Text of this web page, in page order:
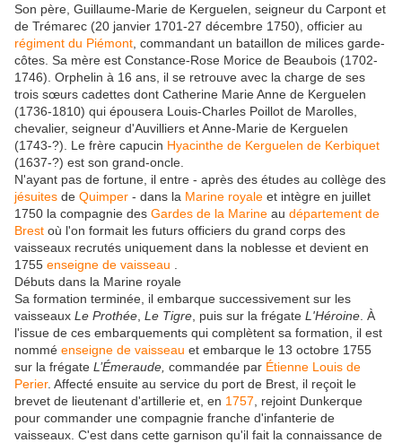
Son père, Guillaume-Marie de Kerguelen, seigneur du Carpont et
de Trémarec (20 janvier 1701-27 décembre 1750), officier au
régiment du Piémont , commandant un bataillon de milices garde-
côtes. Sa mère est Constance-Rose Morice de Beaubois (1702-
1746). Orphelin à 16 ans, il se retrouve avec la charge de ses
trois sœurs cadettes dont Catherine Marie Anne de Kerguelen
(1736-1810) qui épousera Louis-Charles Poillot de Marolles,
chevalier, seigneur d'Auvilliers et Anne-Marie de Kerguelen
(1743-?). Le frère capucin Hyacinthe de Kerguelen de Kerbiquet
(1637-?) est son grand-oncle.
N'ayant pas de fortune, il entre - après des études au collège des
jésuites de Quimper - dans la Marine royale et intègre en juillet
1750 la compagnie des Gardes de la Marine au département de
Brest où l'on formait les futurs officiers du grand corps des
vaisseaux recrutés uniquement dans la noblesse et devient en
1755 enseigne de vaisseau
Débuts dans la Marine royale
Sa formation terminée, il embarque successivement sur les
vaisseaux Le Prothée Le Tigre , puis sur la frégate L'Héroine . À
l'issue de ces embarquements qui complètent sa formation, il est
nommé enseigne de vaisseau et embarque le 13 octobre 1755
sur la frégate L’Émeraude, commandée par Étienne Louis de
Perier. Affecté ensuite au service du port de Brest, il reçoit le
brevet de lieutenant d'artillerie et, en 1757 , rejoint Dunkerque
pour commander une compagnie franche d'infanterie de
vaisseaux. C'est dans cette garnison qu'il fait la connaissance de